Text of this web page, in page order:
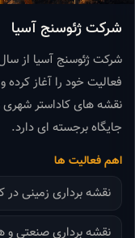
شرکت ژئوسنج آسیا
نقشه های کاداستر
جایگاه برجسته ای دارد.
اهم فعالیت ها
نقشه برداری زمینی در
نقشه برداری صنعتی و